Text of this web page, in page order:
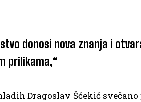
donosi nova znanja i
prilikama,“
Dragoslav Šćekić svečano